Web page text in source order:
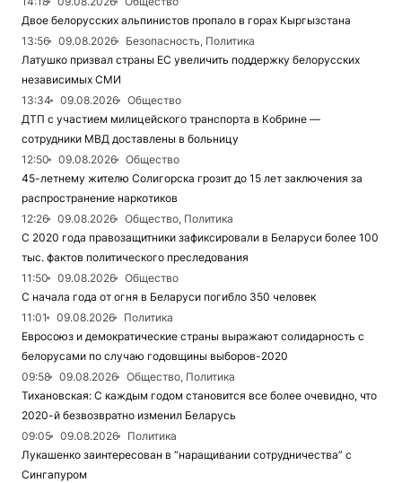
Двое белорусских альпинистов пропало в горах Кыргызстана
13:56
09.08.2026
Безопасность, Политика
Латушко призвал страны ЕС увеличить поддержку белорусских
независимых СМИ
13:34
09.08.2026
Общество
ДТП с участием милицейского транспорта в Кобрине —
сотрудники МВД доставлены в больницу
12:50
09.08.2026
Общество
45-летнему жителю Солигорска грозит до 15 лет заключения за
распространение наркотиков
12:26
09.08.2026
Общество, Политика
С 2020 года правозащитники зафиксировали в Беларуси более 100
тыс. фактов политического преследования
11:50
09.08.2026
Общество
С начала года от огня в Беларуси погибло 350 человек
11:01
09.08.2026
Политика
Евросоюз и демократические страны выражают солидарность с
белорусами по случаю годовщины выборов-2020
09:58
09.08.2026
Общество, Политика
Тихановская: С каждым годом становится все более очевидно, что
2020-й безвозвратно изменил Беларусь
09:05
09.08.2026
Политика
Лукашенко заинтересован в “наращивании сотрудничества” с
Сингапуром